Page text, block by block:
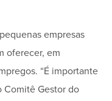
empresas
oferecer, em
“É importante
Comitê Gestor do